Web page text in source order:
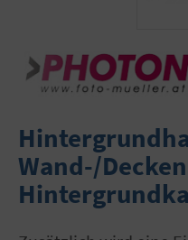
Wand-/